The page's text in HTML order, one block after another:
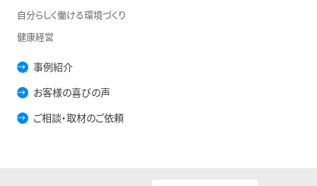
自分らしく働ける環境づくり
健康経営
事例紹介
お客様の喜びの声
ご相談・取材のご依頼